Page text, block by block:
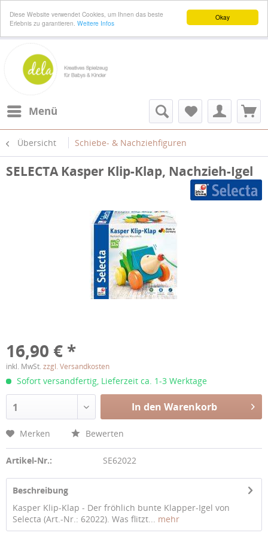
Okay
Diese Website verwendet Cookies, um Ihnen das beste
Erlebnis zu garantieren. Weitere Infos
Menü
Übersicht Schiebe- & Nachziehfiguren
SELECTA Kasper Klip-Klap, Nachzieh-Igel
16,90 € *
inkl. MwSt. zzgl. Versandkosten
Sofort versandfertig, Lieferzeit ca. 1-3 Werktage
1 In den Warenkorb
Merken Bewerten
Artikel-Nr.: SE62022
Beschreibung
Kasper Klip-Klap - Der fröhlich bunte Klapper-Igel von
Selecta (Art.-Nr.: 62022). Was flitzt... mehr